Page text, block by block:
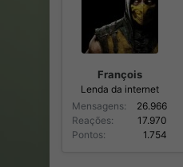
François
Lenda da internet
Mensagens
26.966
Reações
17.970
Pontos
1.754